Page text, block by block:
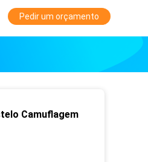
Pedir um orçamento
Camuflagem